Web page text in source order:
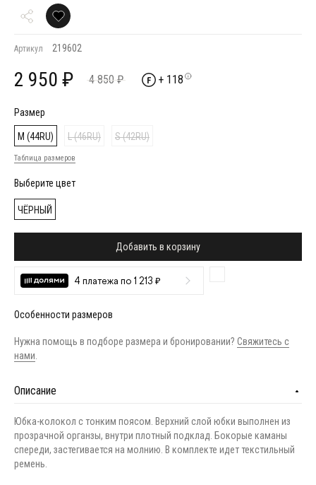
Артикул 219602
2 950 ₽ 4 850 ₽ + 118
Размер
M (44RU) L (46RU) S (42RU)
Таблица размеров
Выберите цвет
ЧЁРНЫЙ
Добавить в корзину
4 платежа по 1 213 ₽
Особенности размеров
Нужна помощь в подборе размера и бронировании? Свяжитесь с
нами.
Описание
Юбка-колокол с тонким поясом. Верхний слой юбки выполнен из
прозрачной органзы, внутри плотный подклад. Бокорые каманы
спереди, застегивается на молнию. В комплекте идет текстильный
ремень.